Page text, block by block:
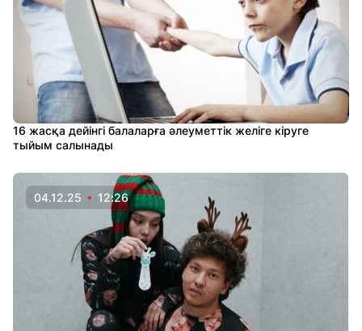
16 жасқа дейінгі балаларға әлеуметтік желіге кіруге
тыйым салынады
04.12.25 12:26